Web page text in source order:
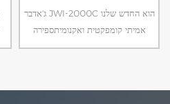
ג'אדבר JWI-2000C הוא החדש שלנו
אמיתי קומפקטית ואקנומיתספירה
אינדיקטור. עם רק אחד חלון LCD